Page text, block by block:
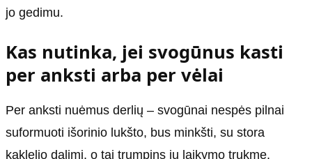
jo gedimu.
Kas nutinka, jei svogūnus kasti
per anksti arba per vėlai
Per anksti nuėmus derlių – svogūnai nespės pilnai
suformuoti išorinio lukšto, bus minkšti, su stora
kaklelio dalimi, o tai trumpins jų laikymo trukmę.